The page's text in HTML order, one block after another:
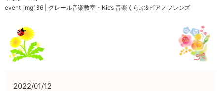
event_img136 | クレール音楽教室・Kid’s 音楽くらぶ&ピアノフレンズ
2022/01/12